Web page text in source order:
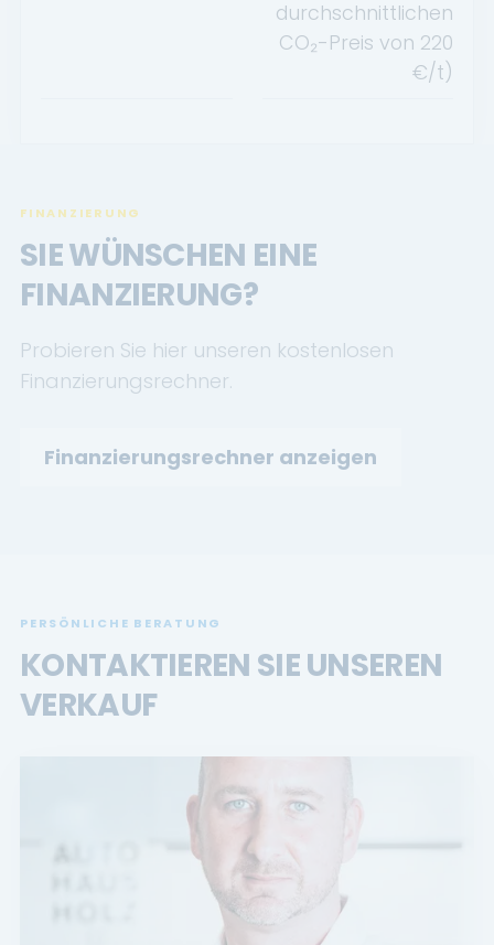
durchschnittlichen
CO₂-Preis von 220
€/t)
FINANZIERUNG
SIE WÜNSCHEN EINE
FINANZIERUNG?
Probieren Sie hier unseren kostenlosen
Finanzierungsrechner.
Finanzierungsrechner anzeigen
PERSÖNLICHE BERATUNG
KONTAKTIEREN SIE UNSEREN
VERKAUF